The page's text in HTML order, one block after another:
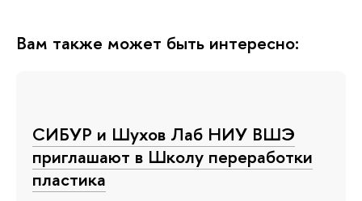
Вам также может быть интересно:
СИБУР и Шухов Лаб НИУ ВШЭ
приглашают в Школу переработки
пластика